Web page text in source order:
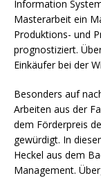
Information
Masterarbeit ein
Produktions- und
prognostiziert.
Einkäufer bei der
Besonders auf
Arbeiten aus der
dem Förderpreis
gewürdigt. In
Heckel aus dem
Management.